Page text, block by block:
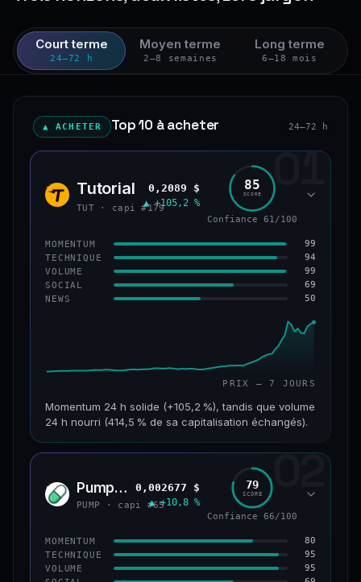
Court terme
24–72 h
Moyen terme
2–8 semaines
Long terme
6–18 mois
▲ ACHETER Top 10 à acheter 24–72 h
01
TUT Tutorial
TUT · capi #179
0,2089 $
▲ +105,2 %
85
SCORE
Confiance 61/100
MOMENTUM 99
TECHNIQUE 94
VOLUME 99
SOCIAL 69
NEWS 50
PRIX — 7 JOURS
Momentum 24 h solide (+105,2 %), tandis que volume
24 h nourri (414,5 % de sa capitalisation échangés).
CAP. MARCHÉ VOLUME 24 H
VAR. 7 J VAR. 30 J
+1 610,9 %
VS ATH
−28,0 %
02
PUMP Pump.fun
PUMP · capi #65
0,002677 $
▲ +10,8 %
79
SCORE
Confiance 66/100
MOMENTUM 80
TECHNIQUE 95
VOLUME 95